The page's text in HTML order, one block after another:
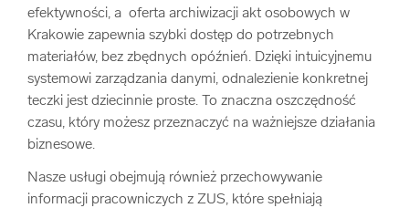
efektywności, a oferta archiwizacji akt osobowych w
Krakowie zapewnia szybki dostęp do potrzebnych
materiałów, bez zbędnych opóźnień. Dzięki intuicyjnemu
systemowi zarządzania danymi, odnalezienie konkretnej
teczki jest dziecinnie proste. To znaczna oszczędność
czasu, który możesz przeznaczyć na ważniejsze działania
biznesowe.
Nasze usługi obejmują również przechowywanie
informacji pracowniczych z ZUS, które spełniają